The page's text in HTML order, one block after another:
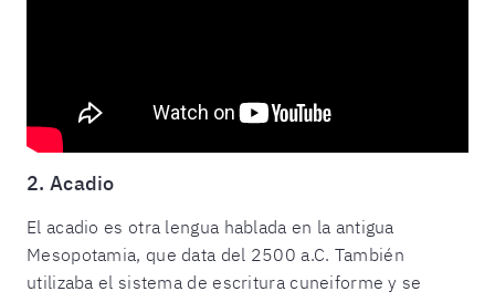
2. Acadio
El acadio es otra lengua hablada en la antigua
Mesopotamia, que data del 2500 a.C. También
utilizaba el sistema de escritura cuneiforme y se